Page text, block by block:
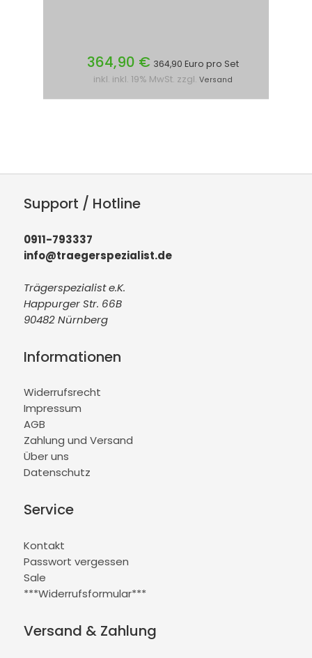
364,90 € 364,90 Euro pro Set
inkl. inkl. 19% MwSt. zzgl. Versand
Support / Hotline
0911-793337
info@traegerspezialist.de
Trägerspezialist e.K.
Happurger Str. 66B
90482 Nürnberg
Informationen
Widerrufsrecht
Impressum
AGB
Zahlung und Versand
Über uns
Datenschutz
Service
Kontakt
Passwort vergessen
Sale
***Widerrufsformular***
Versand & Zahlung